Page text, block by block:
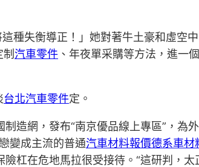
種失衡導正！」她對著牛土豪和虛空
汽車零件 、年夜單采購等方法，進一
台北汽車零件定。
制造網，發布“南京優品線上專區”，為
變成主流的普通汽車材料報價德系車材
杠在危地馬拉很受接待。“這研判，太